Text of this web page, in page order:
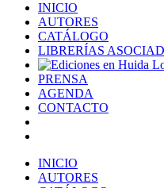
INICIO
AUTORES
CATÁLOGO
LIBRERÍAS
PRENSA
AGENDA
CONTACTO
INICIO
AUTORES